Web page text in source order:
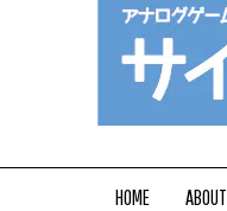
HOME ABOUT